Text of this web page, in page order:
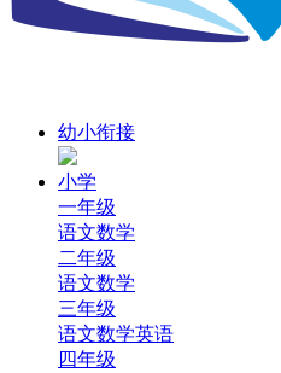
幼小衔接
小学
一年级
语文数学
二年级
语文数学
三年级
语文数学英语
四年级